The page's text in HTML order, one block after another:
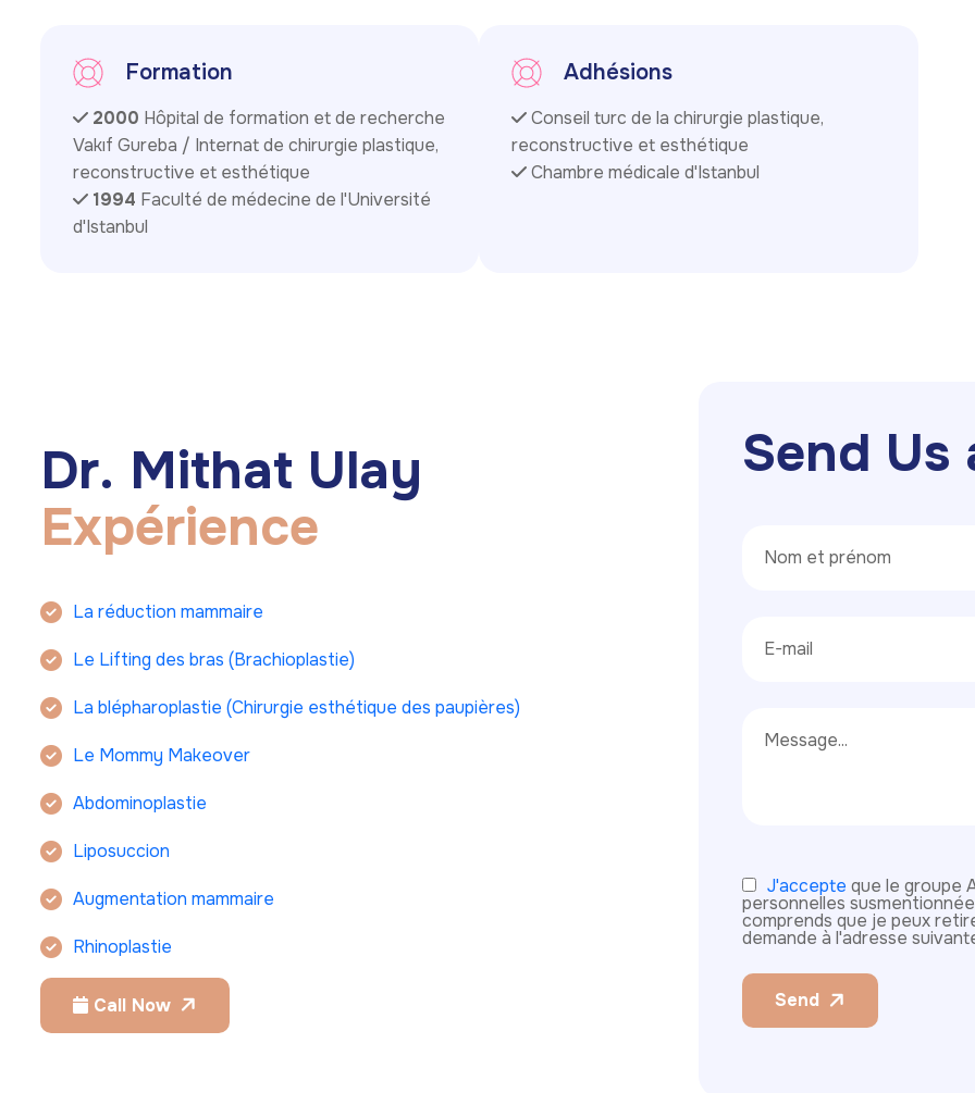
Formation
2000 Hôpital de formation et de recherche
Vakıf Gureba / Internat de chirurgie plastique,
reconstructive et esthétique
1994 Faculté de médecine de l'Université
d'Istanbul
Adhésions
Conseil turc de la chirurgie plastique,
reconstructive et esthétique
Chambre médicale d'Istanbul
Dr. Mithat Ulay
Expérience
La réduction mammaire
Le Lifting des bras (Brachioplastie)
La blépharoplastie (Chirurgie esthétique des paupières)
Le Mommy Makeover
Abdominoplastie
Liposuccion
Augmentation mammaire
Rhinoplastie
Call Now
Send Us
J'accepte que le groupe
personnelles
comprends que je peux
demande à l'adresse
Send